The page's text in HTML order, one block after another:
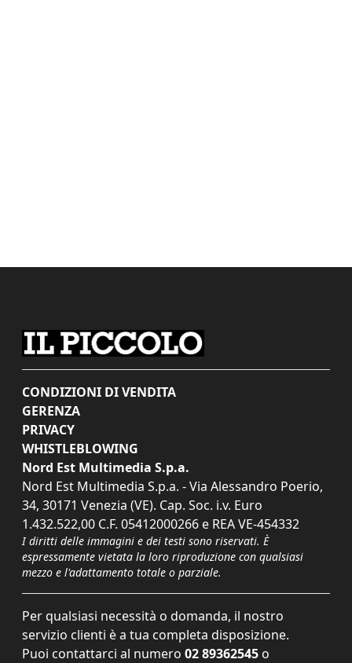
CONDIZIONI DI VENDITA
GERENZA
PRIVACY
WHISTLEBLOWING
Nord Est Multimedia S.p.a.
Nord Est Multimedia S.p.a. - Via Alessandro Poerio,
34, 30171 Venezia (VE). Cap. Soc. i.v. Euro
1.432.522,00 C.F. 05412000266 e REA VE-454332
I diritti delle immagini e dei testi sono riservati. È
espressamente vietata la loro riproduzione con qualsiasi
mezzo e l'adattamento totale o parziale.
Per qualsiasi necessità o domanda, il nostro
servizio clienti è a tua completa disposizione.
Puoi contattarci al numero 02 89362545 o